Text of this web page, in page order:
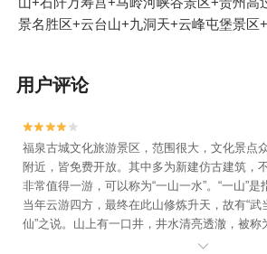
区+赤水竹海公园+南江大峡谷+云门囤景
客中心+荔波茂兰自然保护区+贵州龙里大
区+甲茶风景名胜区+贵阳欢乐世界+荔波
+天下第一壶中国茶文化博览园+四渡赤
+紫林山国际旅游度假区+瑶山古寨+茶海
+赤水丹霞旅游区·佛光岩+遵义会议会址
线+猴耳天坑·极限酷玩公园+红果树+双
诗歌谷+贵州紫林山国际旅游度假区+十二
景名胜区+云台山+九洞天+云峰屯堡景区
蚌河+黄果树景区+妥乐古银杏+乌江小山
岔河+下司古镇+旧州古镇+上舞阳河风景
星桥景区+乌江渡+隆里古城+肇兴侗寨+
堡景区+重庆乌江龚滩旅游度假区+黔东南
博物馆+剑河仰阿莎温泉小镇+岜沙苗寨+
兰自然保护区+贵州龙里大草原景区+大
+铜仁文笔峰+㵲阳河风景名胜区+西江千
用户评论


福泉古城文化旅游景区，范围很大，文化景点
附近，皆免费开放。其中多为新建仿古建筑，
非常值得一游，可以称为“一山一水”。“一山”
当年云游四方，最终在此山修炼升天，故有“
仙”之说。山上有一口井，井水清亮透澈，被称
给人看病煎药就用此泉水。福泉山因此泉得名
